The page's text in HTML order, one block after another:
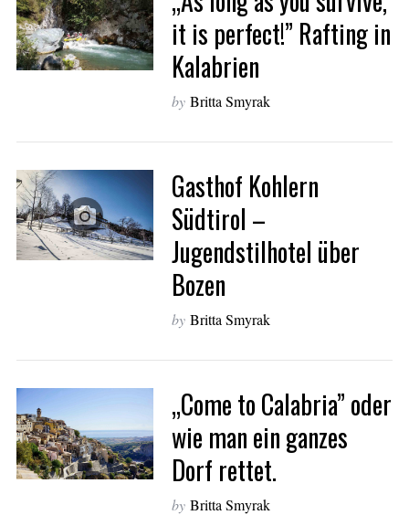
it is perfect!” Rafting in
Kalabrien
by Britta Smyrak
Gasthof Kohlern
Südtirol –
Jugendstilhotel über
Bozen
by Britta Smyrak
„Come to Calabria” oder
wie man ein ganzes
Dorf rettet.
by Britta Smyrak